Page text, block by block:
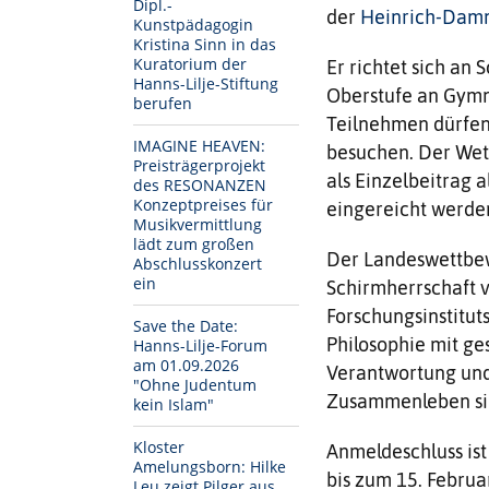
Dipl.-
Kunstpädagogin
Kristina Sinn in das
Kuratorium der
Hanns-Lilje-Stiftung
berufen
IMAGINE HEAVEN:
Preisträgerprojekt
des RESONANZEN
Konzeptpreises für
Musikvermittlung
lädt zum großen
Abschlusskonzert
ein
Save the Date:
Hanns-Lilje-Forum
am 01.09.2026
"Ohne Judentum
kein Islam"
Kloster
Amelungsborn: Hilke
der Heinrich-
Er richtet sich an
Oberstufe an
Teilnehmen
besuchen. Der
als Einzelbeitrag
eingereicht
Der
Schirmherrschaft
Philosophie mit
Verantwortung
Zusammenleben
Anmeldeschluss
bis zum 15.